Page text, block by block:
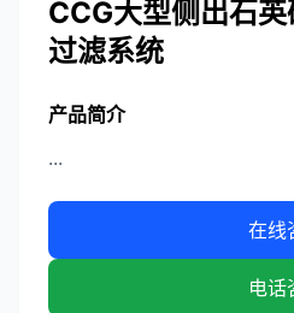
CCG大型侧出石
过滤系统
产品简介
...
在线
电话